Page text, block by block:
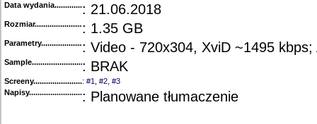
Data wydania......................................
: 21.06.2018
Rozmiar...........................................
: 1.35 GB
Parametry.........................................: Video - 720x304, XviD ~1495
Sample............................................
: BRAK
Screeny...........................................
: #1 #2 #3
Napisy............................................: Planowane tłumaczenie